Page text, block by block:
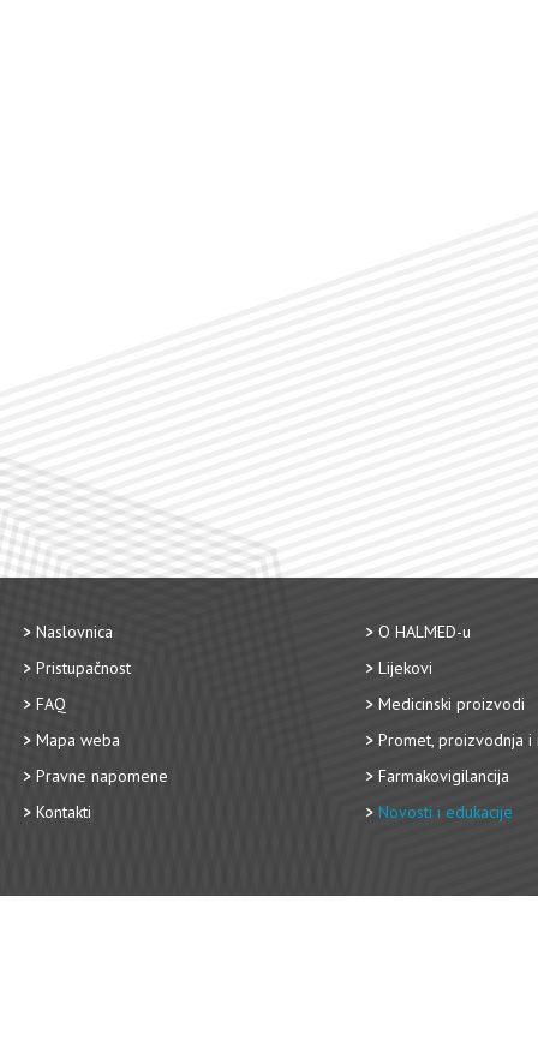
Naslovnica
Pristupačnost
FAQ
Mapa weba
Pravne napomene
Kontakti
O HALMED-u
Lijekovi
Medicinski proizvodi
Promet, proizvodnja i
Farmakovigilancija
Novosti i edukacije